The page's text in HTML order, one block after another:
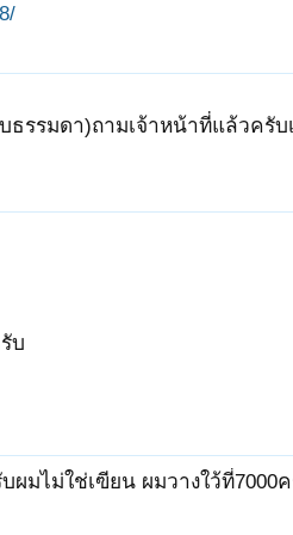
รมดา)ถามเจ้าหน้าที่แล้วครั
บ
มไม่ใช่เฃียน ผมวางใว้ที่7000ค